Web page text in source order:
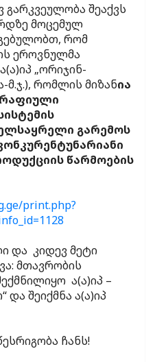
გარკვეულობა შეაქვს
მოცემულ
რომ
ეროვნულმა
„ორიჯინ-
მ.ჯ.), რომლის მიზანია
გარემოს
წარმოების
print.php?
და კიდევ მეტი
მთავრობის
ა(ა)იპ –
შეიქმნა ა(ა)იპ
ჩანს!